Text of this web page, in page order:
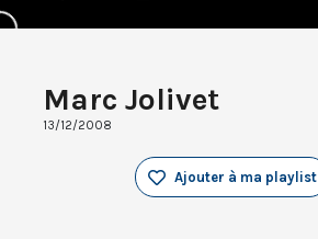
Marc Jolivet
13/12/2008
Ajouter à ma playlist